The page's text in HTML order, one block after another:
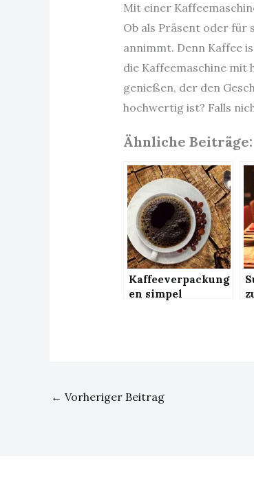
Mit einer
Ob als Präsent oder für
annimmt. Denn Kaffee
die Kaffeemaschine mit
genießen, der den
hochwertig ist? Falls
Ähnliche Beiträge:
Kaffeeverpackung
en simpel
← Vorheriger Beitrag